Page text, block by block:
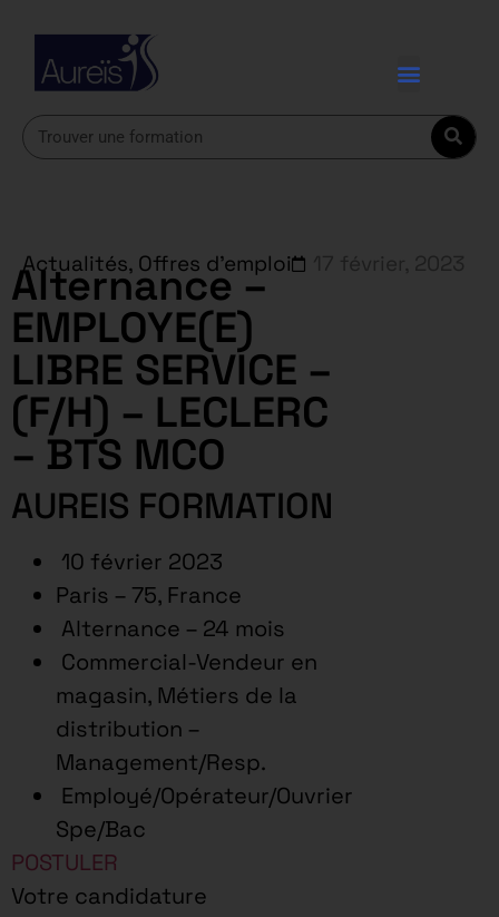
Actualités, Offres d'emploi
Alternance –
EMPLOYE(E)
LIBRE SERVICE –
(F/H) – LECLERC
– BTS MCO
AUREIS FORMATION
10 février 2023
Paris – 75, France
Alternance – 24 mois
Commercial-Vendeur en
magasin, Métiers de la
distribution –
Management/Resp.
Employé/Opérateur/Ouvrier
Spe/Bac
POSTULER
Votre candidature